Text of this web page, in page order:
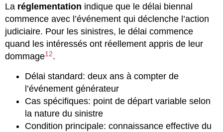
La réglementation indique que le délai biennal
commence avec l’événement qui déclenche l’action
judiciaire. Pour les sinistres, le délai commence
quand les intéressés ont réellement appris de leur
dommage12.
Délai standard: deux ans à compter de
l’événement générateur
Cas spécifiques: point de départ variable selon
la nature du sinistre
Condition principale: connaissance effective du